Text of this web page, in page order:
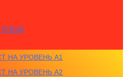
НА УРОВЕНЬ A1
НА УРОВЕНЬ A2